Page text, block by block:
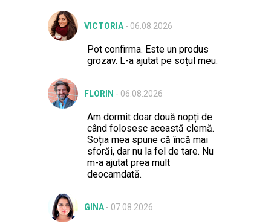
VICTORIA- 06.08.2026
Pot confirma. Este un produs
grozav. L-a ajutat pe soțul meu.
FLORIN - 06.08.2026
Am dormit doar două nopți de
când folosesc această clemă.
Soția mea spune că încă mai
sforăi, dar nu la fel de tare. Nu
m-a ajutat prea mult
deocamdată.
GINA- 07.08.2026